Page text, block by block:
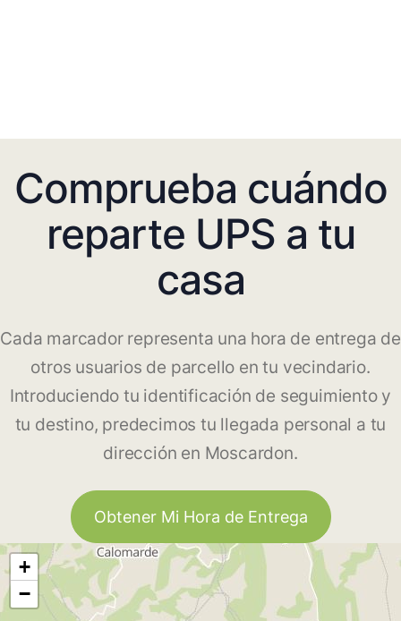
Comprueba cuándo
reparte UPS a tu
casa
Cada marcador representa una hora de entrega de
otros usuarios de parcello en tu vecindario.
Introduciendo tu identificación de seguimiento y
tu destino, predecimos tu llegada personal a tu
dirección en Moscardon.
Obtener Mi Hora de Entrega
+
−